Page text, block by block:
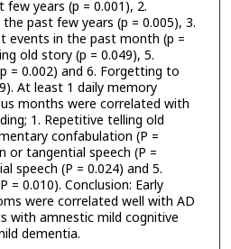
years (p = 0.001), 2.
past few years (p = 0.005), 3.
events in the past month (p =
old story (p = 0.049), 5.
= 0.002) and 6. Forgetting to
At least 1 daily memory
months were correlated with
1. Repetitive telling old
confabulation (P =
or tangential speech (P =
speech (P = 0.024) and 5.
= 0.010). Conclusion: Early
were correlated well with AD
with amnestic mild cognitive
dementia.